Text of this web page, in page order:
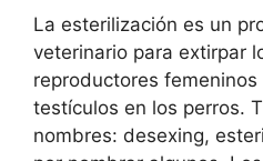
La esterilización es un
veterinario para extirpar
reproductores
testículos en los perros.
nombres: desexing,